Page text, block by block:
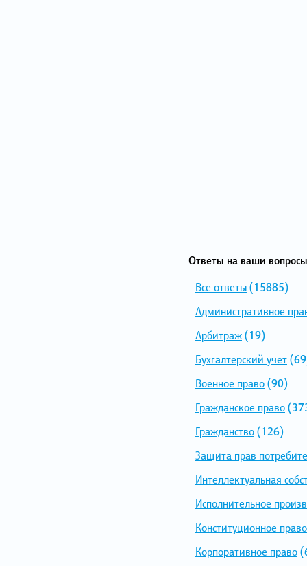
Ответы на ваши
Все ответы(15885)
Административное
Арбитраж(19)
Бухгалтерский учет
Военное право(90)
Гражданское право
Гражданство(126)
Защита прав
Интеллектуальная
Исполнительное
Конституционное право
Корпоративное право